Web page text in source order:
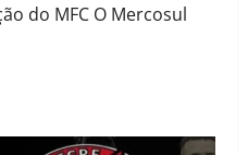
do MFC O Mercosul